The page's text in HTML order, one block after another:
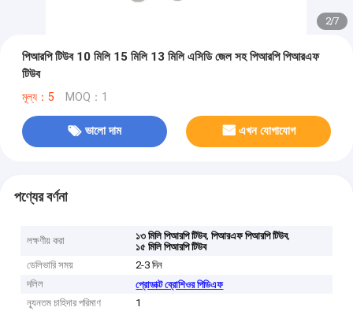
2/7
পিআরপি টিউব 10 মিলি 15 মিলি 13 মিলি এসিডি জেল সহ পিআরপি পিআরএফ
টিউব
মূল্য：5 MOQ：1
ভালো দাম এখন যোগাযোগ
পণ্যের বর্ণনা
লক্ষণীয় করা ১৩ মিলি পিআরপি টিউব,পিআরএফ পিআরপি টিউব,
১৫ মিলি পিআরপি টিউব
ডেলিভারি সময়
2-3 দিন
দলিল
প্রোডাক্ট ব্রোশিওর পিডিএফ
ন্যূনতম চাহিদার পরিমাণ
1